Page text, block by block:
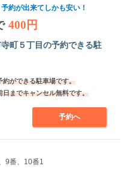
が出来てしかも安い！
400円
町５丁目の予約できる駐
約ができる駐車場です。
日までキャンセル無料です。
予約へ
9番、10番1